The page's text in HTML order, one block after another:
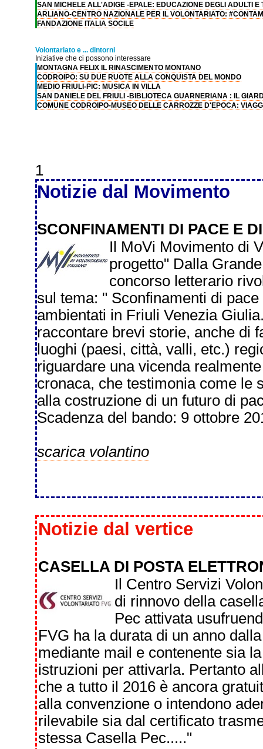
SAN MICHELE ALL'ADIGE -EPALE: EDUCAZIONE DEGLI ADULTI
ARLIANO-CENTRO NAZIONALE PER IL VOLONTARIATO:
FANDAZIONE ITALIA SOCILE
Volontariato e ... dintorni
Iniziative che ci possono interessare
MONTAGNA FELIX IL RINASCIMENTO MONTANO
CODROIPO: SU DUE RUOTE ALLA CONQUISTA DEL MONDO
MEDIO FRIULI-PIC: MUSICA IN VILLA
SAN DANIELE DEL FRIULI -BIBLIOTECA GUARNERIANA : IL
COMUNE CODROIPO-MUSEO DELLE CARROZZE D'EPOCA:
1
Notizie dal Movimento
SCONFINAMENTI DI PACE E
Il MoVi Movimento di
progetto" Dalla
concorso letterario
sul tema: " Sconfinamenti di
ambientati in Friuli Venezia
raccontare brevi storie, anche di
luoghi (paesi, città, valli, etc.)
riguardare una vicenda
cronaca, che testimonia come le
alla costruzione di un futuro di
Scadenza del bando: 9 ottobre
scarica volantino
Notizie dal vertice
CASELLA DI POSTA
Il Centro Servizi
di rinnovo della
Pec attivata
FVG ha la durata di un anno
mediante mail e contenente sia
istruzioni per attivarla. Pertanto
che a tutto il 2016 è ancora
alla convenzione o intendono
rilevabile sia dal certificato
stessa Casella Pec....."